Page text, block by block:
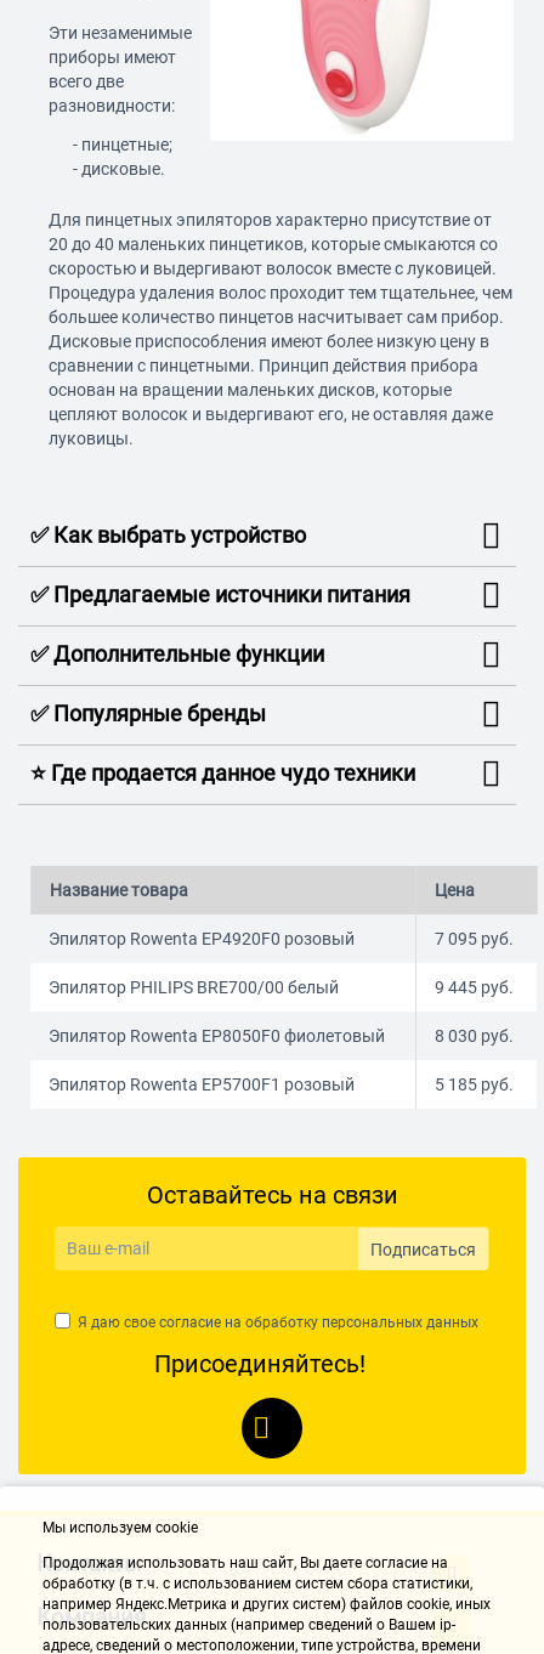
Эти незаменимые
приборы имеют
всего две
разновидности:
- пинцетные;
- дисковые.
Для пинцетных эпиляторов характерно присутствие от
20 до 40 маленьких пинцетиков, которые смыкаются со
скоростью и выдергивают волосок вместе с луковицей.
Процедура удаления волос проходит тем тщательнее, чем
большее количество пинцетов насчитывает сам прибор.
Дисковые приспособления имеют более низкую цену в
сравнении с пинцетными. Принцип действия прибора
основан на вращении маленьких дисков, которые
цепляют волосок и выдергивают его, не оставляя даже
луковицы.
✅ Как выбрать устройство
✅ Предлагаемые источники питания
✅ Дополнительные функции
✅ Популярные бренды
⭐️ Где продается данное чудо техники
Название товара Цена
Эпилятор Rowenta EP4920F0 розовый 7 095 руб.
Эпилятор PHILIPS BRE700/00 белый 9 445 руб.
Эпилятор Rowenta EP8050F0 фиолетовый 8 030 руб.
Эпилятор Rowenta EP5700F1 розовый 5 185 руб.
Оставайтесь на связи
Подписаться
Я даю свое согласие на обработку персональных данных
Присоединяйтесь!
Контакты
Компания
Мы используем cookie
Продолжая использовать наш cайт, Вы даете согласие на
обработку (в т.ч. с использованием систем сбора статистики,
например Яндекс.Метрика и других систем) файлов cookie, иных
пользовательских данных (например сведений о Вашем ip-
адресе, сведений о местоположении, типе устройства, времени